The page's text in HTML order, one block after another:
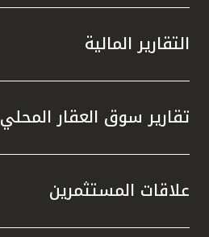
التقارير المالية
تقارير سوق العقار المحلي
علاقات المستثمرين